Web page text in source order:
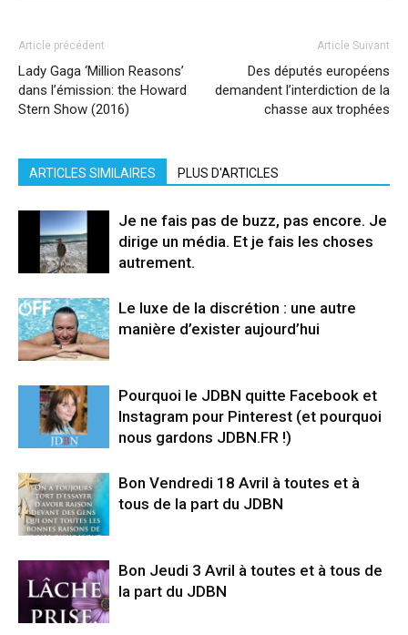
Article précédent
Lady Gaga ‘Million Reasons’
dans l’émission: the Howard
Stern Show (2016)
Article Suivant
Des députés européens
demandent l’interdiction de la
chasse aux trophées
ARTICLES SIMILAIRES PLUS D'ARTICLES
Je ne fais pas de buzz, pas encore. Je
dirige un média. Et je fais les choses
autrement.
Le luxe de la discrétion : une autre
manière d’exister aujourd’hui
Pourquoi le JDBN quitte Facebook et
Instagram pour Pinterest (et pourquoi
nous gardons JDBN.FR !)
Bon Vendredi 18 Avril à toutes et à
tous de la part du JDBN
Bon Jeudi 3 Avril à toutes et à tous de
la part du JDBN